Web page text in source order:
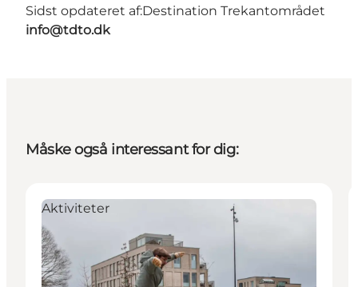
Sidst opdateret af:Destination Trekantområdet
info@tdto.dk
Måske også interessant for dig:
Aktiviteter